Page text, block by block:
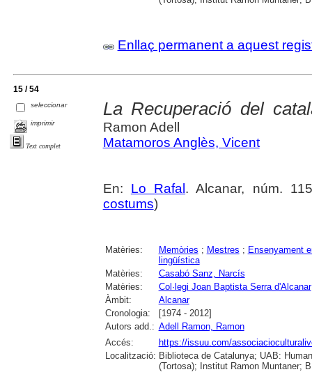
Enllaç permanent a aquest
15 / 54
seleccionar
imprimir
Text complet
La Recuperació del
Ramon Adell
Matamoros Anglès, Vicent
En: Lo Rafal. Alcanar, núm.
costums)
Matèries: Memòries ; Mestres ; Ensenyament
lingüística
Matèries:
Casabó Sanz, Narcís
Matèries:
Col·legi Joan Baptista Serra d'Alcanar
Àmbit:
Alcanar
Cronologia:
[1974 - 2012]
Autors add.: Adell Ramon, Ramon
Accés:
https://issuu.com/
Localització: Biblioteca de Catalunya; UAB:
(Tortosa); Institut Ramon Muntaner;